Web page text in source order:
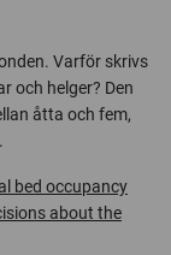
Varför skrivs
och helger? Den
åtta och fem,
bed occupancy
about the